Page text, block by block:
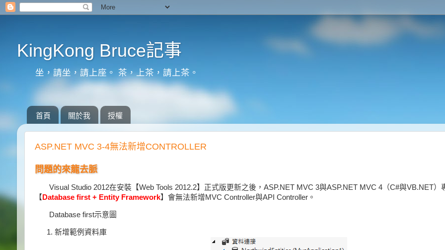
KingKong Bruce記事
坐，請坐，請上座。 茶，上茶，請上茶。
首頁 關於我 授權
ASP.NET MVC 3-4無法新增CONTROLLER
問題的來龍去脈
Visual Studio 2012在安裝【Web Tools 2012.2】正式版更新之後，ASP.NET MVC 3與ASP.NET MVC 4（C#與VB.NET）
【 Database first + Entity Framework】會無法新增MVC Controller與API Controller。
Database first示意圖
新增範例資料庫